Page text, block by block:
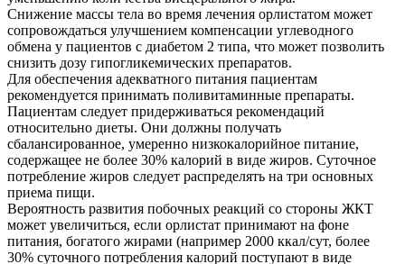
Снижение массы тела во время лечения орлистатом может
сопровождаться улучшением компенсации углеводного
обмена у пациентов с диабетом 2 типа, что может позволить
снизить дозу гипогликемических препаратов.
Для обеспечения адекватного питания пациентам
рекомендуется принимать поливитаминные препараты.
Пациентам следует придерживаться рекомендаций
относительно диеты. Они должны получать
сбалансированное, умеренно низкокалорийное питание,
содержащее не более 30% калорий в виде жиров. Суточное
потребление жиров следует распределять на три основных
приема пищи.
Вероятность развития побочных реакций со стороны ЖКТ
может увеличиться, если орлистат принимают на фоне
питания, богатого жирами (например 2000 ккал/сут, более
30% суточного потребления калорий поступают в виде